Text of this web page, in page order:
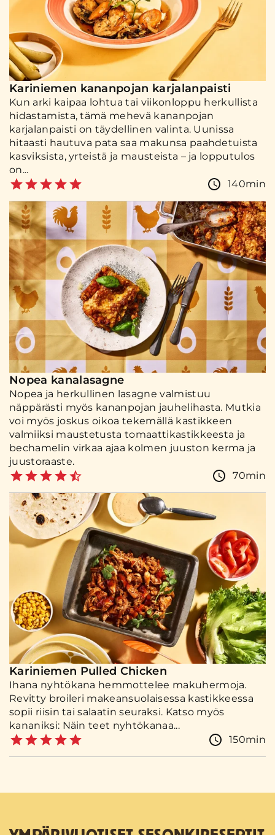
Kariniemen kananpojan karjalanpaisti
Kun arki kaipaa lohtua tai viikonloppu herkullista
hidastamista, tämä mehevä kananpojan
karjalanpaisti on täydellinen valinta. Uunissa
hitaasti hautuva pata saa makunsa paahdetuista
kasviksista, yrteistä ja mausteista – ja lopputulos
on...
140min
Nopea kanalasagne
Nopea ja herkullinen lasagne valmistuu
näppärästi myös kananpojan jauhelihasta. Mutkia
voi myös joskus oikoa tekemällä kastikkeen
valmiiksi maustetusta tomaattikastikkeesta ja
bechamelin virkaa ajaa kolmen juuston kerma ja
juustoraaste.
70min
Kariniemen Pulled Chicken
Ihana nyhtökana hemmottelee makuhermoja.
Revitty broileri makeansuolaisessa kastikkeessa
sopii riisin tai salaatin seuraksi. Katso myös
kananiksi: Näin teet nyhtökanaa...
150min